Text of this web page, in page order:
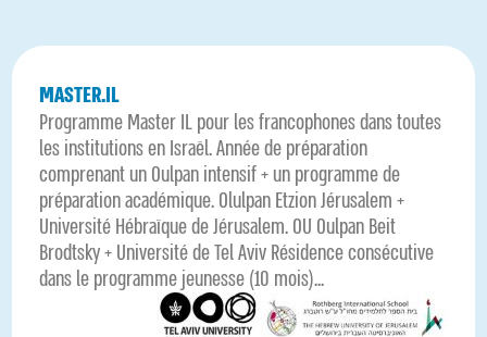
MASTER.IL
Programme Master IL pour les francophones dans toutes
les institutions en Israël. Année de préparation
comprenant un Oulpan intensif + un programme de
préparation académique. Olulpan Etzion Jérusalem +
Université Hébraïque de Jérusalem. OU Oulpan Beit
Brodtsky + Université de Tel Aviv Résidence consécutive
dans le programme jeunesse (10 mois)...